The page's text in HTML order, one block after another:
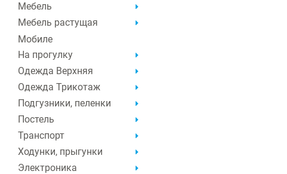
Мебель
Мебель растущая
Мобиле
На прогулку
Одежда Верхняя
Одежда Трикотаж
Подгузники, пеленки
Постель
Транспорт
Ходунки, прыгунки
Электроника